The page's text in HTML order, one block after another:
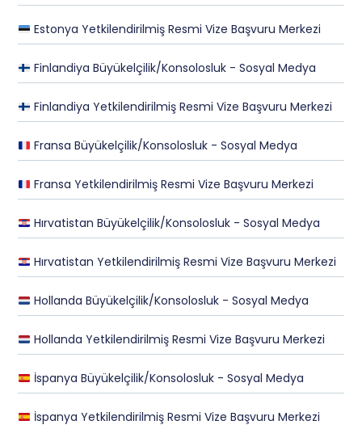
Estonya Yetkilendirilmiş Resmi Vize Başvuru Merkezi
Finlandiya Büyükelçilik/Konsolosluk - Sosyal Medya
Finlandiya Yetkilendirilmiş Resmi Vize Başvuru Merkezi
Fransa Büyükelçilik/Konsolosluk - Sosyal Medya
Fransa Yetkilendirilmiş Resmi Vize Başvuru Merkezi
Hırvatistan Büyükelçilik/Konsolosluk - Sosyal Medya
Hırvatistan Yetkilendirilmiş Resmi Vize Başvuru Merkezi
Hollanda Büyükelçilik/Konsolosluk - Sosyal Medya
Hollanda Yetkilendirilmiş Resmi Vize Başvuru Merkezi
İspanya Büyükelçilik/Konsolosluk - Sosyal Medya
İspanya Yetkilendirilmiş Resmi Vize Başvuru Merkezi